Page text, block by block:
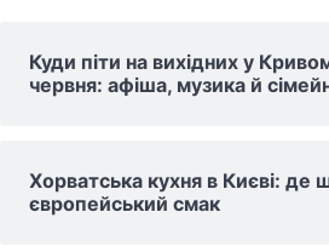
Куди піти на вихідних у
червня: афіша, музика й
Хорватська кухня в Києві: де
європейський смак